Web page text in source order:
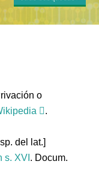
o
.
del lat.]
s. XVI . Docum.